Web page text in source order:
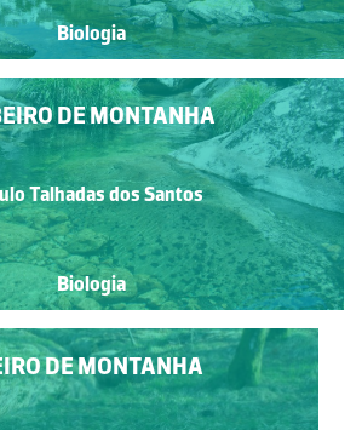
Biologia
DE MONTANHA
Talhadas dos Santos
Biologia
DE MONTANHA